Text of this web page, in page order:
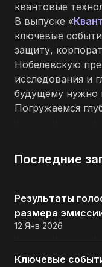
квантовые
В выпуске «
ключевые
защиту,
Нобелевскую
исследования и
будущему нужно
Погружаемся
Последние
Результаты
размера
12 Янв 2026
Ключевые